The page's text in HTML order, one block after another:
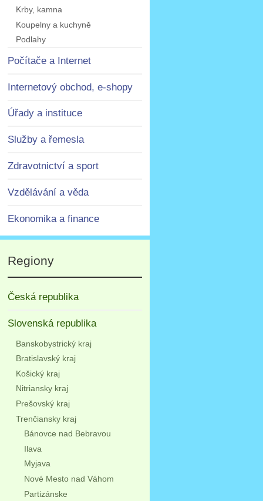
Krby, kamna
Koupelny a kuchyně
Podlahy
Počítače a Internet
Internetový obchod, e-shopy
Úřady a instituce
Služby a řemesla
Zdravotnictví a sport
Vzdělávání a věda
Ekonomika a finance
Regiony
Česká republika
Slovenská republika
Banskobystrický kraj
Bratislavský kraj
Košický kraj
Nitriansky kraj
Prešovský kraj
Trenčiansky kraj
Bánovce nad Bebravou
Ilava
Myjava
Nové Mesto nad Váhom
Partizánske